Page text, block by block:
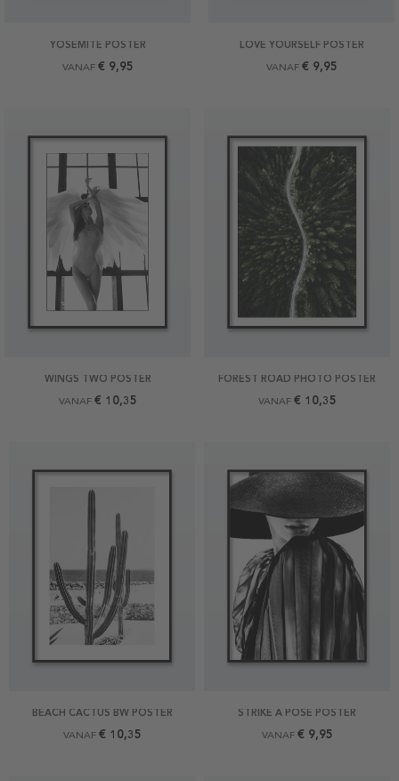
YOSEMITE POSTER
VANAF € 9,95
LOVE YOURSELF POSTER
VANAF € 9,95
WINGS TWO POSTER
VANAF € 10,35
FOREST ROAD PHOTO POSTER
VANAF € 10,35
BEACH CACTUS BW POSTER
VANAF € 10,35
STRIKE A POSE POSTER
VANAF € 9,95